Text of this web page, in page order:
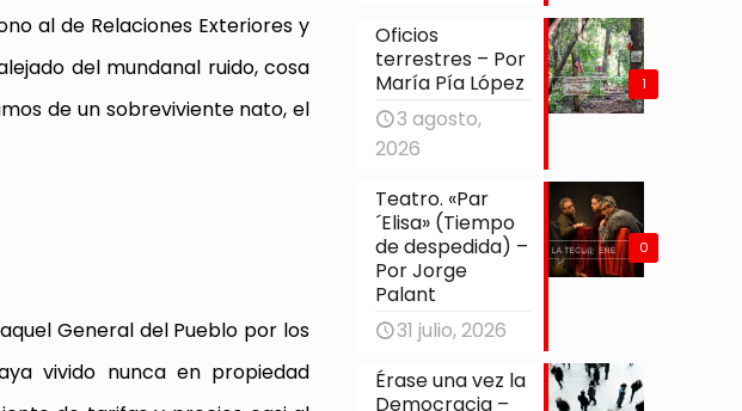
al de Relaciones Exteriores y
del mundanal ruido, cosa
de un sobreviviente nato, el
General del Pueblo por los
vivido nunca en propiedad
1
Oficios
terrestres – Por
María Pía López
3 agosto,
2026
0
Teatro. «Par
´Elisa» (Tiempo
de despedida) –
Por Jorge
Palant
31 julio, 2026
Érase una vez la
Democracia –